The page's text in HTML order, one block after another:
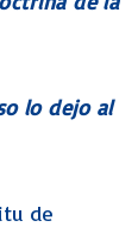
lo dejo al
de